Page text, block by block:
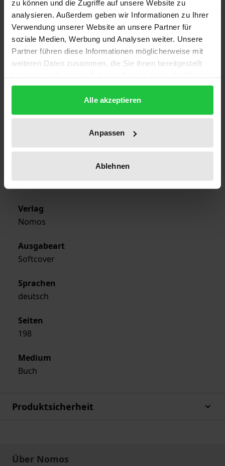
zu können und die Zugriffe auf unsere Website zu
analysieren. Außerdem geben wir Informationen zu Ihrer
Verwendung unserer Website an unsere Partner für
soziale Medien, Werbung und Analysen weiter. Unsere
Partner führen diese Informationen möglicherweise mit
weiteren Daten zusammen, die Sie ihnen bereitgestellt
gesammelt haben.
Alle akzeptieren
Anpassen
Ablehnen
Bibliografische Angaben
Auflage
Erscheinungsdatum
27.03.2000
Verlag
Nomos
Ausgabeart
Softcover
Sprachen
deutsch
Seiten
198
Medium
Buch
Produktsicherheit
Über Nomos